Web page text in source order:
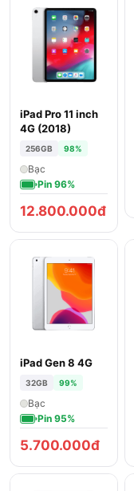
iPad Pro 11 inch
4G (2018)
256GB 98%
Bạc
Pin 96%
12.800.000đ
iPad Gen 8 4G
32GB 99%
Bạc
Pin 95%
5.700.000đ